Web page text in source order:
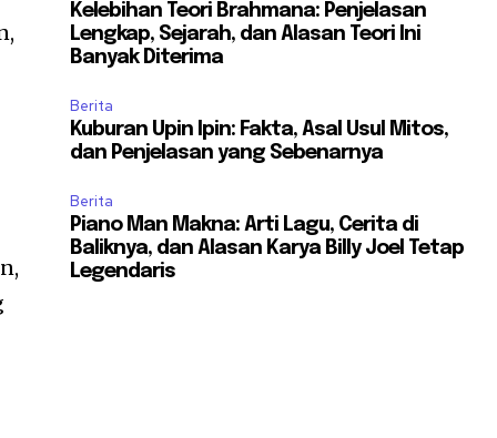
Kelebihan Teori Brahmana: Penjelasan
Lengkap, Sejarah, dan Alasan Teori Ini
Banyak Diterima
Berita
Kuburan Upin Ipin: Fakta, Asal Usul Mitos,
dan Penjelasan yang Sebenarnya
Berita
Piano Man Makna: Arti Lagu, Cerita di
Baliknya, dan Alasan Karya Billy Joel Tetap
Legendaris